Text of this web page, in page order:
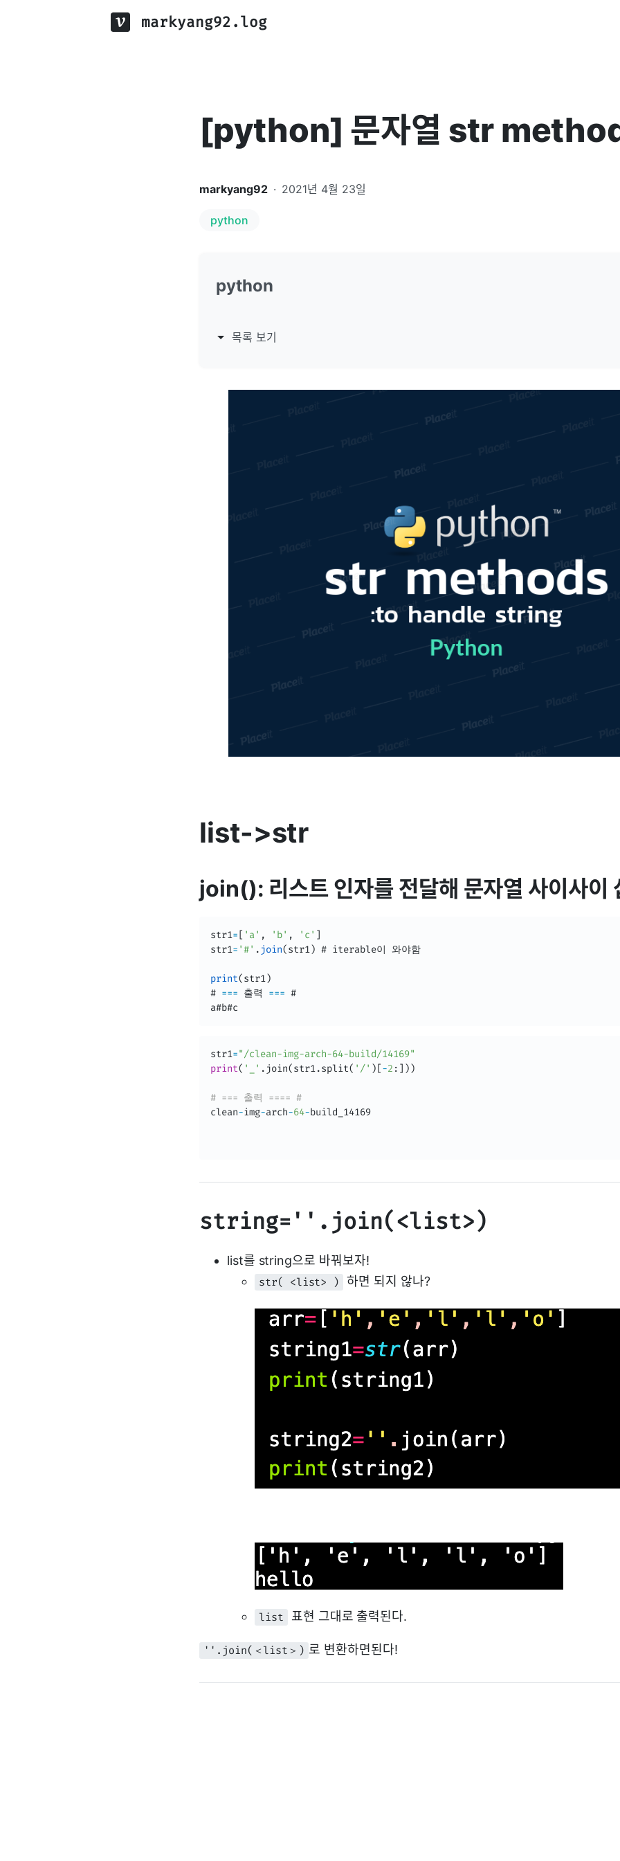
markyang92.log
[python] 문자열 str
markyang92 · 2021년 4월 23일
python
python
목록 보기
list->str
join(): 리스트 인자를 전달해 문자열 사이사이
str1= [ 'a' , 'b' , 'c' ]
str1= '#' . join(str1) # iterable이 와야함
print(str1)
# === 출력 === #
a#b#c
str1="/clean-img-arch-64-build/14169"
print( '_' . join(str1.split( '/' ) [-2 : ] ) )
# === 출력 ==== #
clean-img-arch-64-build_14169
string=''.join(<list>)
list를 string으로 바꿔보자!
str( <list> ) 하면 되지 않나?
list 표현 그대로 출력된다.
''.join(＜list＞) 로 변환하면된다!